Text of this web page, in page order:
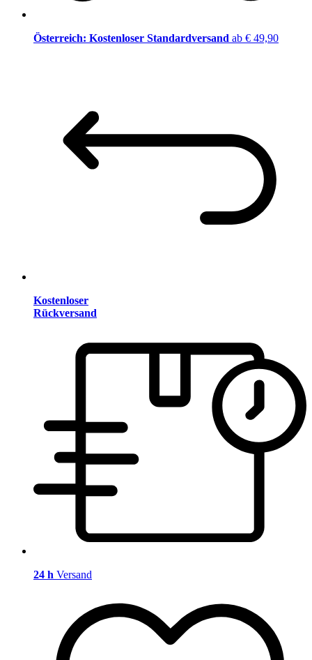
Österreich: Kostenloser Standardversand ab € 49,90
Kostenloser
Rückversand
24 h Versand